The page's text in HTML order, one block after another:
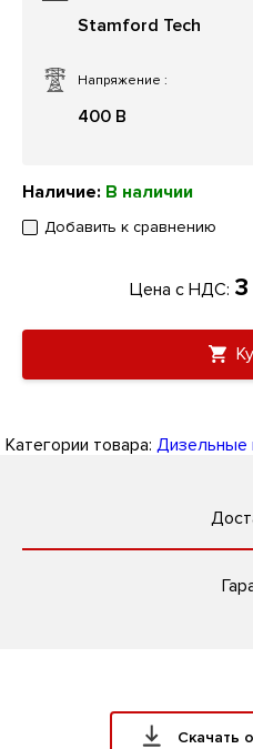
Напряжение :
400 В
Stamford Tech
Наличие: В наличии
Добавить к сравнению
Цена с НДС:
Категории товара: Дизельные
Скачать